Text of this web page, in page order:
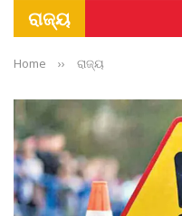
ରାଜ୍ୟ
Home ›› ରାଜ୍ୟ